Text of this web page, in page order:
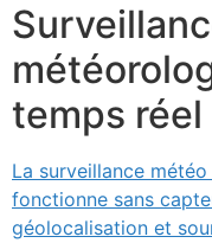
temps réel
La surveillance
fonctionne sans
géolocalisation et